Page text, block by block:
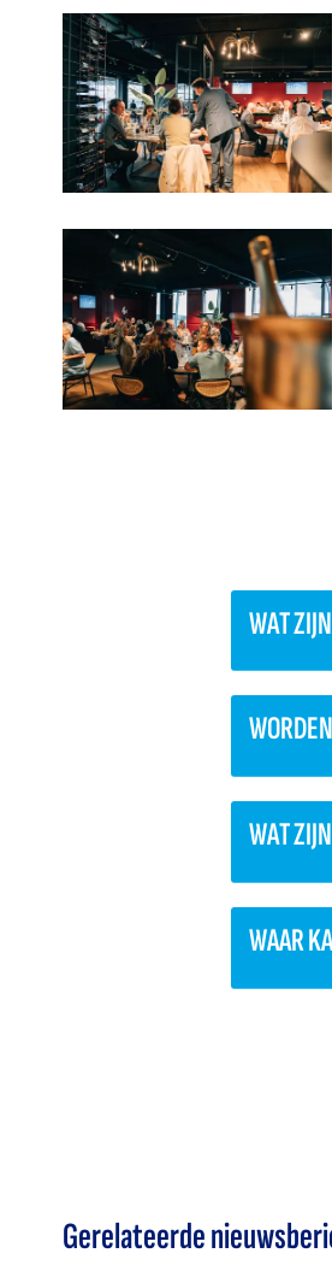
WAT
WAT
WAAR
Gerelateerde